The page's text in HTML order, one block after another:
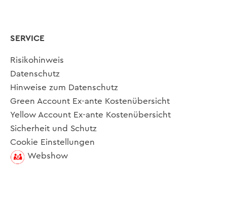
SERVICE
Risikohinweis
Datenschutz
Hinweise zum Datenschutz
Green Account Ex-ante Kostenübersicht
Yellow Account Ex-ante Kostenübersicht
Sicherheit und Schutz
Cookie Einstellungen
Webshow